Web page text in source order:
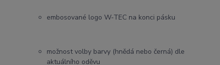
embosované logo W-TEC na konci pásku
možnost volby barvy (hnědá nebo černá) dle
aktuálního oděvu